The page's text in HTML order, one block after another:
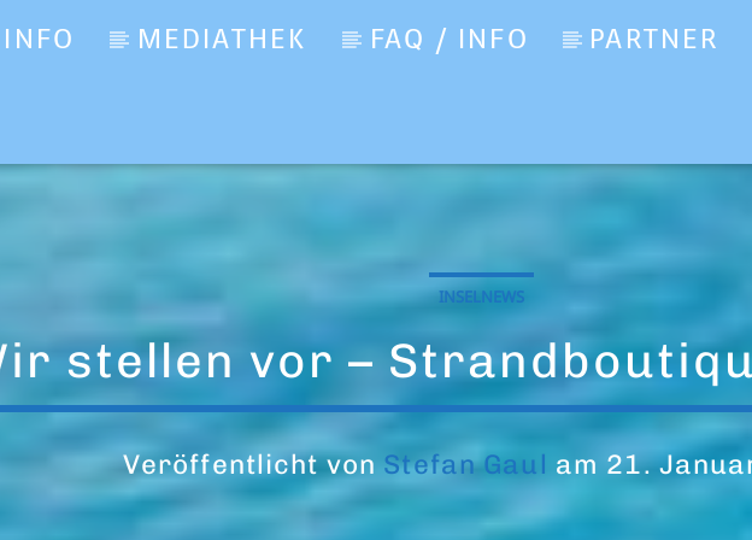
MEDIATHEK FAQ / INFO PARTNER
INSELNEWS
stellen vor –
Veröffentlicht von Stefan Gaul am 21.